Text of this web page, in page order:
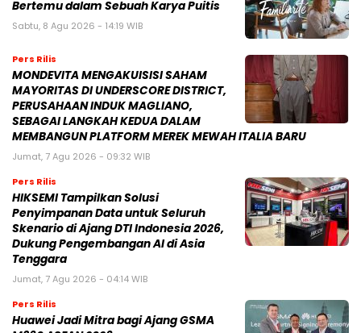
Bertemu dalam Sebuah Karya Puitis
Sabtu, 8 Agu 2026 - 14:19 WIB
Pers Rilis
MONDEVITA MENGAKUISISI SAHAM
MAYORITAS DI UNDERSCORE DISTRICT,
PERUSAHAAN INDUK MAGLIANO,
SEBAGAI LANGKAH KEDUA DALAM
MEMBANGUN PLATFORM MEREK MEWAH ITALIA BARU
Jumat, 7 Agu 2026 - 09:32 WIB
Pers Rilis
HIKSEMI Tampilkan Solusi
Penyimpanan Data untuk Seluruh
Skenario di Ajang DTI Indonesia 2026,
Dukung Pengembangan AI di Asia
Tenggara
Jumat, 7 Agu 2026 - 04:14 WIB
Pers Rilis
Huawei Jadi Mitra bagi Ajang GSMA